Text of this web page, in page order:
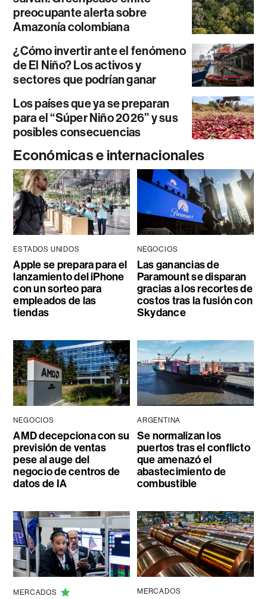
preocupante alerta sobre
Amazonía colombiana
¿Cómo invertir ante el fenómeno
de El Niño? Los activos y
sectores que podrían ganar
Los países que ya se preparan
para el “Súper Niño 2026” y sus
posibles consecuencias
Económicas e internacionales
ESTADOS UNIDOS
Apple se prepara para el
lanzamiento del iPhone
con un sorteo para
empleados de las
tiendas
NEGOCIOS
Las ganancias de
Paramount se disparan
gracias a los recortes de
costos tras la fusión con
Skydance
NEGOCIOS
AMD decepciona con su
previsión de ventas
pese al auge del
negocio de centros de
datos de IA
ARGENTINA
Se normalizan los
puertos tras el conflicto
que amenazó el
abastecimiento de
combustible
MERCADOS MERCADOS